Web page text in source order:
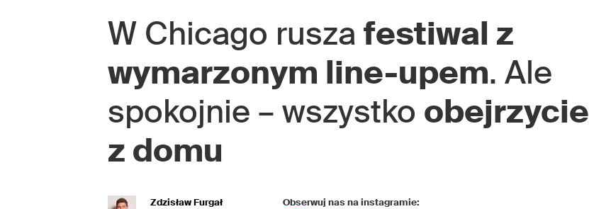
W Chicago rusza festiwal z
wymarzonym line-upem. Ale
spokojnie – wszystko obejrzycie
z domu
Zdzisław Furgał
Obserwuj nas na instagramie: